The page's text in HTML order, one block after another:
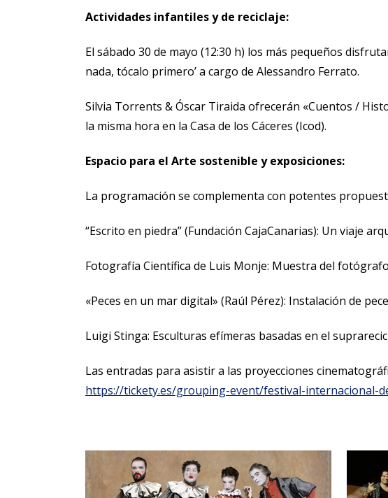
Actividades infantiles y de reciclaje:
El sábado 30 de mayo (12:30 h) los más pequeños
nada, tócalo primero’ a cargo de Alessandro Ferrato.
Silvia Torrents & Óscar Tiraida ofrecerán «Cuentos /
la misma hora en la Casa de los Cáceres (Icod).
Espacio para el Arte sostenible y exposiciones:
La programación se complementa con potentes
“Escrito en piedra” (Fundación CajaCanarias): Un viaje
Fotografía Científica de Luis Monje: Muestra del
«Peces en un mar digital» (Raúl Pérez): Instalación de
Luigi Stinga: Esculturas efímeras basadas en el
Las entradas para asistir a las proyecciones
https://tickety.es/grouping-event/festival-internacional-